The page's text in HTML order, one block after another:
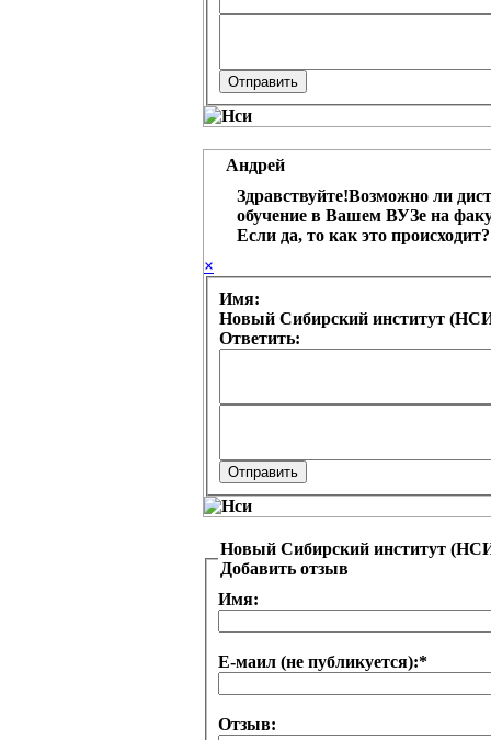
Андрей
Здравствуйте!Возможно ли
обучение в Вашем ВУЗе на
Если да, то как это происходит?
×
Имя:
Новый Сибирский институт
Ответить:
Новый Сибирский институт
Добавить отзыв
Имя:
Е-маил (не публикуется):*
Отзыв: